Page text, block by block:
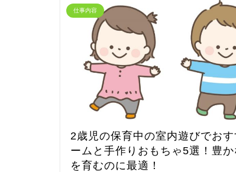
仕事内容
2歳児の保育中の室内遊びでお
ームと手作りおもちゃ5選！豊か
を育むのに最適！